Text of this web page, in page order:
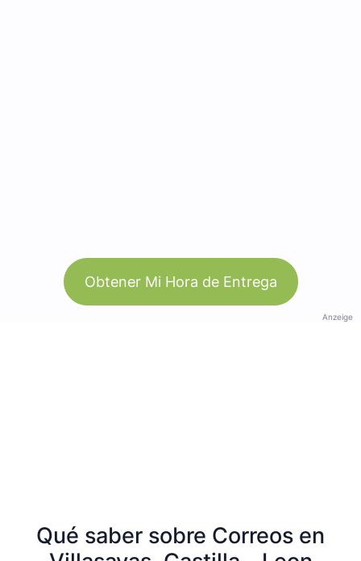
Obtener Mi Hora de Entrega
Anzeige
Qué saber sobre Correos en